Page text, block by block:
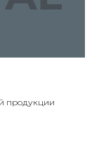
продукции